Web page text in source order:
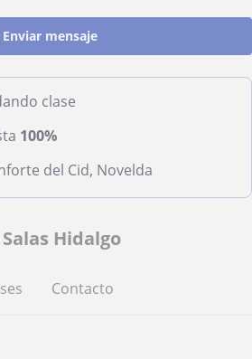
Enviar mensaje
clase
100%
del Cid, Novelda
Hidalgo
Contacto